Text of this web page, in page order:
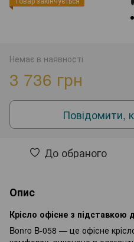
Немає в наявності
3 736 грн
Повідомити,
До обраного
Опис
Крісло офісне з підставкою
Bonro B-058 — це офісне